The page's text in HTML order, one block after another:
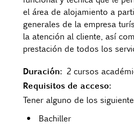
el área de alojamiento a
generales de la empresa
la atención al cliente, así
prestación de todos los
Duración: 2 cursos
Requisitos de acceso:
Tener alguno de los
Bachiller